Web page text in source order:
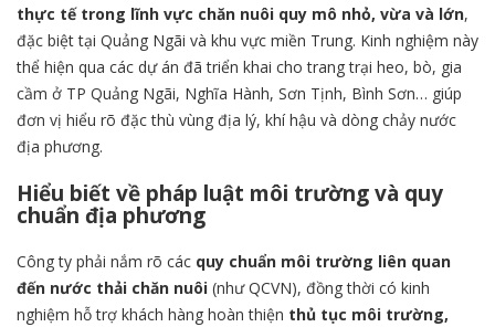
thực tế trong lĩnh vực chăn nuôi quy mô nhỏ, vừa và lớn,
đặc biệt tại Quảng Ngãi và khu vực miền Trung. Kinh nghiệm này
thể hiện qua các dự án đã triển khai cho trang trại heo, bò, gia
cầm ở TP Quảng Ngãi, Nghĩa Hành, Sơn Tịnh, Bình Sơn… giúp
đơn vị hiểu rõ đặc thù vùng địa lý, khí hậu và dòng chảy nước
địa phương.
Hiểu biết về pháp luật môi trường và quy
chuẩn địa phương
Công ty phải nắm rõ các quy chuẩn môi trường liên quan
đến nước thải chăn nuôi (như QCVN), đồng thời có kinh
nghiệm hỗ trợ khách hàng hoàn thiện thủ tục môi trường,